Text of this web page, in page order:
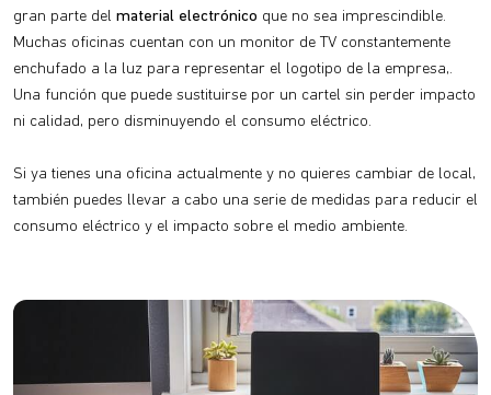
gran parte del material electrónico que no sea imprescindible.
Muchas oficinas cuentan con un monitor de TV constantemente
enchufado a la luz para representar el logotipo de la empresa,.
Una función que puede sustituirse por un cartel sin perder impacto
ni calidad, pero disminuyendo el consumo eléctrico.
Si ya tienes una oficina actualmente y no quieres cambiar de local,
también puedes llevar a cabo una serie de medidas para reducir el
consumo eléctrico y el impacto sobre el medio ambiente.